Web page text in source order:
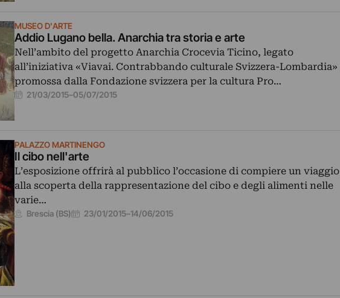
MUSEO D'ARTE
Addio Lugano bella. Anarchia tra storia e arte
Nell’ambito del progetto Anarchia Crocevia Ticino, legato
all’iniziativa «Viavai. Contrabbando culturale Svizzera-Lombardia»
promossa dalla Fondazione svizzera per la cultura Pro…
21/03/2015–05/07/2015
PALAZZO MARTINENGO
Il cibo nell'arte
L’esposizione offrirà al pubblico l’occasione di compiere un viaggio
alla scoperta della rappresentazione del cibo e degli alimenti nelle
varie…
Brescia (BS) 23/01/2015–14/06/2015